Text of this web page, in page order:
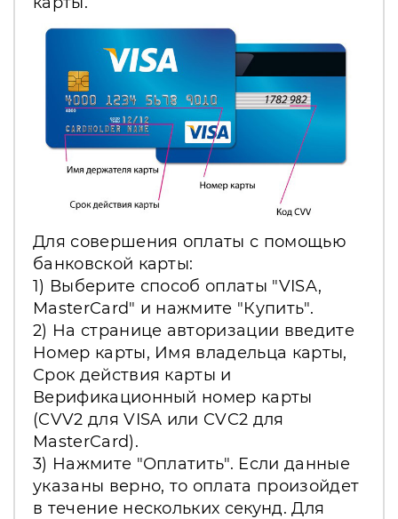
Для совершения оплаты с помощью
банковской карты:
1) Выберите способ оплаты "VISA,
MasterCard" и нажмите "Купить".
2) На странице авторизации введите
Номер карты, Имя владельца карты,
Срок действия карты и
Верификационный номер карты
(CVV2 для VISA или CVC2 для
MasterCard).
3) Нажмите "Оплатить". Если данные
указаны верно, то оплата произойдет
в течение нескольких секунд. Для